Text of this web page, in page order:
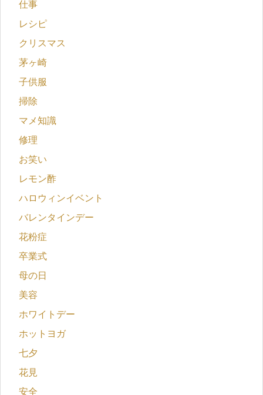
仕事
レシピ
クリスマス
茅ヶ崎
子供服
掃除
マメ知識
修理
お笑い
レモン酢
ハロウィンイベント
バレンタインデー
花粉症
卒業式
母の日
美容
ホワイトデー
ホットヨガ
七夕
花見
安全